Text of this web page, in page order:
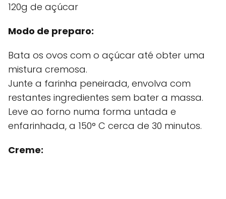
120g de açúcar
Modo de preparo:
Bata os ovos com o açúcar até obter uma
mistura cremosa.
Junte a farinha peneirada, envolva com
restantes ingredientes sem bater a massa.
Leve ao forno numa forma untada e
enfarinhada, a 150° C cerca de 30 minutos.
Creme: